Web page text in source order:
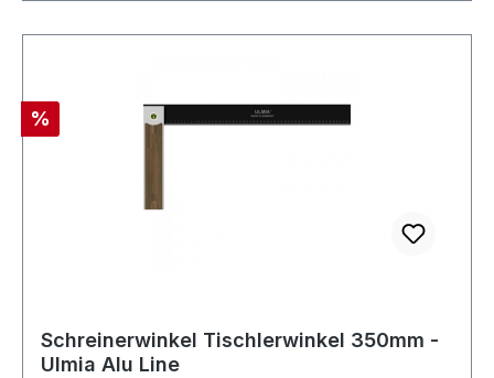
Rabatt
%
Schreinerwinkel Tischlerwinkel 350mm -
Ulmia Alu Line